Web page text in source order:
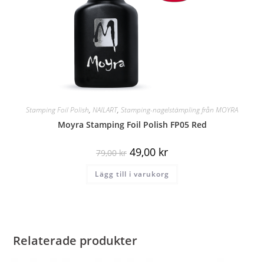
Stamping Foil Polish, NAILART, Stamping-nagelstämpling från MOYRA
Moyra Stamping Foil Polish FP05 Red
79,00kr 49,00 kr
Lägg till i varukorg
Relaterade produkter